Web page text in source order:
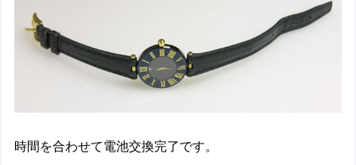
時間を合わせて電池交換完了です。